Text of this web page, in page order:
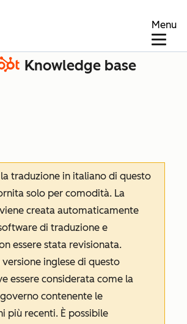
Menu
Knowledge base
traduzione in italiano di questo
solo per comodità. La
creata automaticamente
di traduzione e
essere stata revisionata.
versione inglese di questo
essere considerata come la
contenente le
più recenti. È possibile